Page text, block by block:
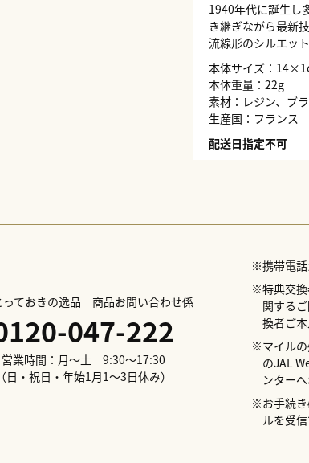
1940年代に誕生し
き継ぎながら最新
流線形のシルエッ
本体サイズ：
本体重量：22g
素材：レジン、ブ
生産国：フランス
配送日指定不可
っておきの逸品 商品お問い合わせ係
047-222
営業時間：月～土 9:30～17:30
（日・祝日・年始1月1～3日休み）
※携帯電話
※特典交換
関する
換者ご
※マイルの
のJAL
ンター
※お手続
ルを受